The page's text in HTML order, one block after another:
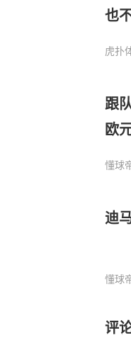
也
虎扑
跟
欧
懂球
迪
懂球
评